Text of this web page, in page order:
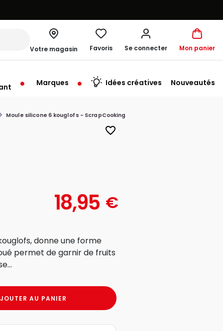
Votre magasin
à 10:00
Favoris Se connecter Mon panier
Marques Idées créatives Nouveautés
Moule silicone 6 kouglofs - ScrapCooking
favorite_border
18,95 €
donne une forme
permet de garnir de fruits
AU PANIER